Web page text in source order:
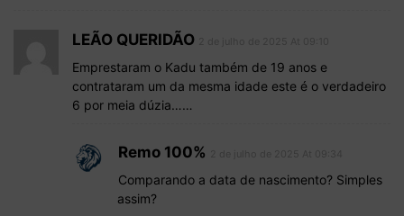
LEÃO QUERIDÃO
Emprestaram o Kadu também de 19 anos e
contrataram um da mesma idade este é o verdadeiro
6 por meia dúzia……
Remo 100%
Comparando a data de nascimento? Simples
assim?